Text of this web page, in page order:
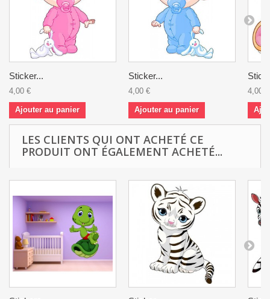
Sticker...
4,00 €
Ajouter au panier
Sticker...
4,00 €
Ajouter au panier
4,00 €
LES CLIENTS QUI ONT ACHETÉ CE
PRODUIT ONT ÉGALEMENT ACHETÉ...